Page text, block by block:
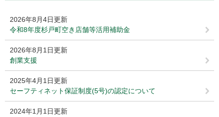
2026年8月4日更新
令和8年度杉戸町空き店舗等活用補助金
2026年8月1日更新
創業支援
2025年4月1日更新
セーフティネット保証制度(5号)の認定について
2024年1月1日更新